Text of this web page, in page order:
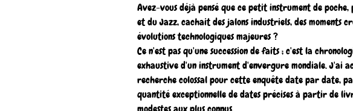
Avez-vous déjà pensé que ce petit instrument de poche,
et du Jazz, cachait des jalons industriels, des moments
évolutions technologiques majeures ?
Ce n'est pas qu'une succession de faits ; c'est la
exhaustive d'un instrument d'envergure mondiale. J'ai
recherche colossal pour cette enquête date par date,
quantité exceptionnelle de dates précises à partir de